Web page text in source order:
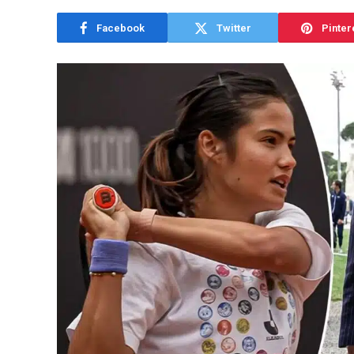
Facebook Twitter